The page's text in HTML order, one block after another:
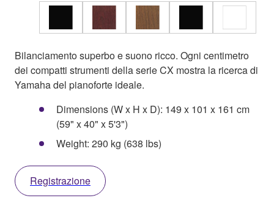
Bilanciamento superbo e suono ricco. Ogni centimetro
dei compatti strumenti della serie CX mostra la ricerca di
Yamaha del pianoforte ideale.
Dimensions (W x H x D): 149 x 101 x 161 cm
(59" x 40" x 5'3")
Weight: 290 kg (638 lbs)
Registrazione